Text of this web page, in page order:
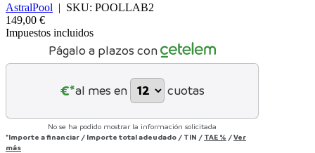
AstralPool | SKU: POOLLAB2
149,00 €
Impuestos incluidos
Págalo a plazos con
€*al mes en cuotas
No se ha podido mostrar la información solicitada
*Importe a financiar / Importe total adeudado / TIN / TAE % /Ver
más